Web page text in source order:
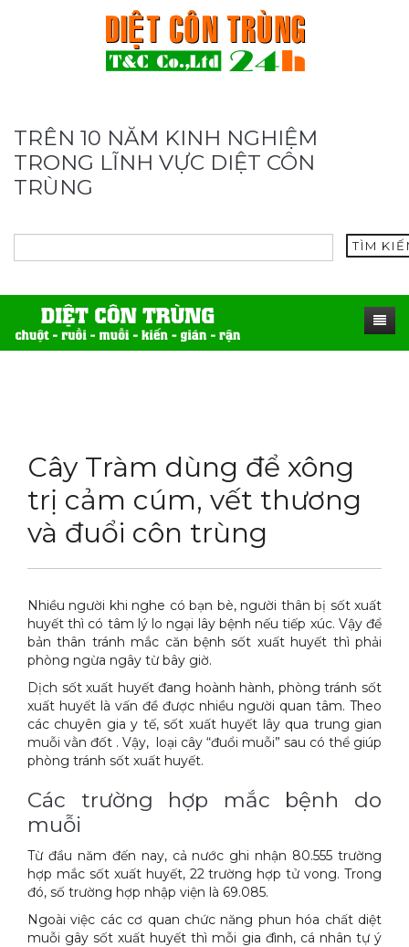
TRÊN 10 NĂM KINH NGHIỆM
TRONG LĨNH VỰC DIỆT CÔN
TRÙNG
TÌM
Thuốc diệt kiến Sài Gòn
Thuốc diệt gián Sài Gòn
Máy phun rửa cao cấp
Thiết bị vệ sinh sản phẩm
Thiết bị lau kính toà nhà
Máy chà rửa đánh bóng sàn
Máy diệt côn trùng
Máy hút bụi
Dịch vụ tiêu diệt mối tận gốc
Dịch vụ phun thuốc phòng trừ muỗi
Dịch vụ kiểm soát gián
Dịch vụ phun diệt ruồi gây hại
Dịch vụ tiêu diệt gián gây hại sức khỏe
Dịch vụ xử lý tiêu diệt kiến tận gốc
THỦ THUẬT
Tin tức động vật
Sitemap
Video
Tài liệu xử lý côn trùng
LIÊN HỆ
Cây Tràm dùng để xông
trị cảm cúm, vết thương
và đuổi côn trùng
Nhiều người khi nghe có bạn bè, người thân bị sốt xuất
huyết thì có tâm lý lo ngại lây bệnh nếu tiếp xúc. Vậy để
bản thân tránh mắc căn bệnh sốt xuất huyết thì phải
phòng ngừa ngây từ bây giờ.
Dịch sốt xuất huyết đang hoành hành, phòng tránh sốt
xuất huyết là vấn đề được nhiều người quan tâm. Theo
các chuyên gia y tế, sốt xuất huyết lây qua trung gian
muỗi vằn đốt . Vậy, loại cây “đuổi muỗi” sau có thể giúp
phòng tránh sốt xuất huyết.
Các trường hợp mắc bệnh do
muỗi
Từ đầu năm đến nay, cả nước ghi nhận 80.555 trường
hợp mắc sốt xuất huyết, 22 trường hợp tử vong. Trong
đó, số trường hợp nhập viện là 69.085.
Ngoài việc các cơ quan chức năng phun hóa chất diệt
muỗi gây sốt xuất huyết thì mỗi gia đình, cá nhân tự ý